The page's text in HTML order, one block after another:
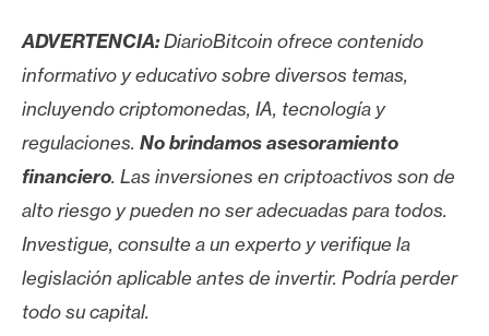
ADVERTENCIA:DiarioBitcoin ofrece contenido
informativo y educativo sobre diversos temas,
incluyendo criptomonedas, IA, tecnología y
regulaciones. No brindamos asesoramiento
financiero. Las inversiones en criptoactivos son de
alto riesgo y pueden no ser adecuadas para todos.
Investigue, consulte a un experto y verifique la
legislación aplicable antes de invertir. Podría perder
todo su capital.